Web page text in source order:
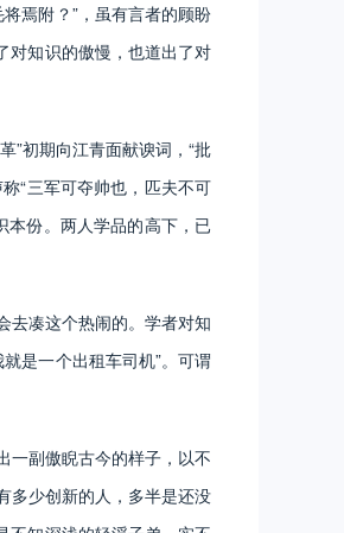
焉附？”，虽有言者的顾盼
对知识的傲慢，也道出了对
”初期向江青面献谀词，“批
“三军可夺帅也，匹夫不可
本份。两人学品的高下，已
凑这个热闹的。学者对知
是一个出租车司机”。可谓
副傲睨古今的样子，以不
多少创新的人，多半是还没